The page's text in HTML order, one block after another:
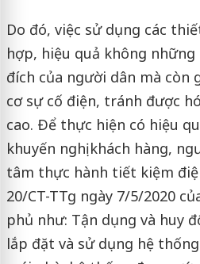
Do đó, việc sử dụng các
hợp, hiệu quả không
đích của người dân mà còn
cơ sự cố điện, tránh được
cao. Ðể thực hiện có hiệu
khuyến nghị khách hàng,
tâm thực hành tiết kiệm
20/CT-TTg ngày 7/5/2020
phủ như: Tận dụng và huy
lắp đặt và sử dụng hệ